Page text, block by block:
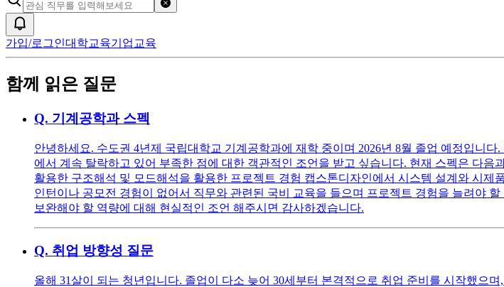
가입/로그인대학교육기업교육
함께 읽은 질문
Q. 기계공학과 스펙
안녕하세요. 수도권 4년제 국립대학교 기계공학과에 재학 중이며 2026년 8월 졸업 예정입니
에서 계속 탈락하고 있어 부족한 점에 대한 객관적인 조언을 받고 싶습니다. 현재 스펙은 다음
활용한 구조해석 및 모드해석을 활용한 프로젝트 경험 캡스톤디자인에서 시스템 설계와 시
인턴이나 공모전 경험이 없어서 직무와 관련된 국비 교육을 들으며 프로젝트 경험을 늘려야
보완해야 할 역량에 대해 현실적인 조언 해주시면 감사하겠습니다.
Q. 취업 방향성 질문
올해 31살이 되는 청년입니다. 졸업이 다소 늦어 30세부터 본격적으로 취업 준비를 시작했으